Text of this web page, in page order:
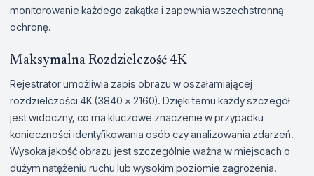
monitorowanie każdego zakątka i zapewnia wszechstronną
ochronę.
Maksymalna Rozdzielczość 4K
Rejestrator umożliwia zapis obrazu w oszałamiającej
rozdzielczości 4K (3840 x 2160). Dzięki temu każdy szczegół
jest widoczny, co ma kluczowe znaczenie w przypadku
konieczności identyfikowania osób czy analizowania zdarzeń.
Wysoka jakość obrazu jest szczególnie ważna w miejscach o
dużym natężeniu ruchu lub wysokim poziomie zagrożenia.